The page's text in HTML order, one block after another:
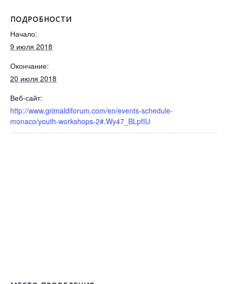
ПОДРОБНОСТИ
Начало:
9 июля 2018
Окончание:
20 июля 2018
Веб-сайт:
http://www.grimaldiforum.com/en/events-schedule-
monaco/youth-workshops-2#.Wy47_BLpfIU